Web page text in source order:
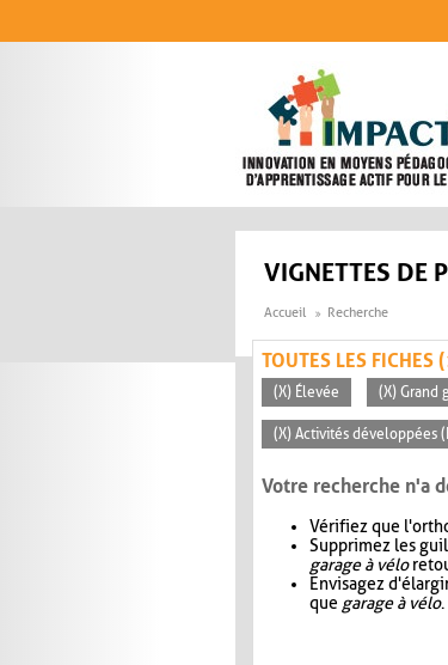
VIGNETTES DE
Accueil Recherche
TOUTES LES FICHES
(X) Élevée (X) Grand
(X) Activités développées
Votre recherche n'a
Vérifiez que
Supprimez les
garage à vélo
Envisagez
que garage à vélo.